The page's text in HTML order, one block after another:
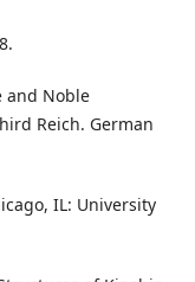
and Noble
Reich. German
IL: University